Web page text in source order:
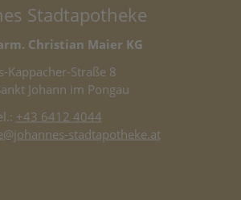
Stadtapotheke
Christian Maier KG
Kappacher-Straße 8
Johann im Pongau
+43 6412 4044
stadtapotheke.at